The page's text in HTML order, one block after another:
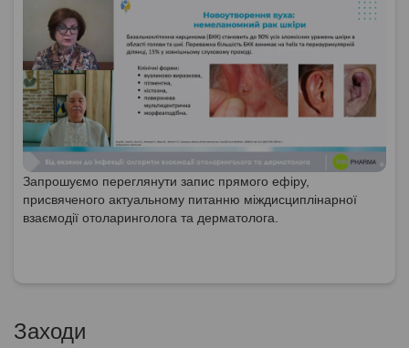
Запрошуємо переглянути запис прямого ефіру,
присвяченого актуальному питанню міждисциплінарної
взаємодії отоларинголога та дерматолога.
Заходи